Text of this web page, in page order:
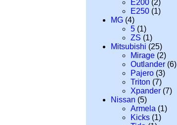
E200 (2)
E250 (1)
MG (4)
5 (1)
ZS (1)
Mitsubishi (25)
Mirage (2)
Outlander (6)
Pajero (3)
Triton (7)
Xpander (7)
Nissan (5)
Armela (1)
Kicks (1)